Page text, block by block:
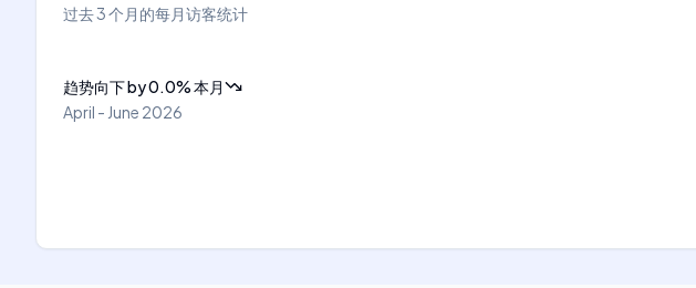
过去 3 个月的每月访客统计
趋势向下by0.0%本月
April - June 2026